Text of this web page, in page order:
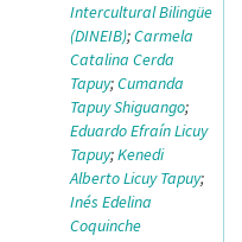
Intercultural Bilingüe
(DINEIB);Carmela
Catalina Cerda
Tapuy;Cumanda
Tapuy Shiguango;
Eduardo Efraín Licuy
Tapuy;Kenedi
Alberto Licuy Tapuy;
Inés Edelina
Coquinche